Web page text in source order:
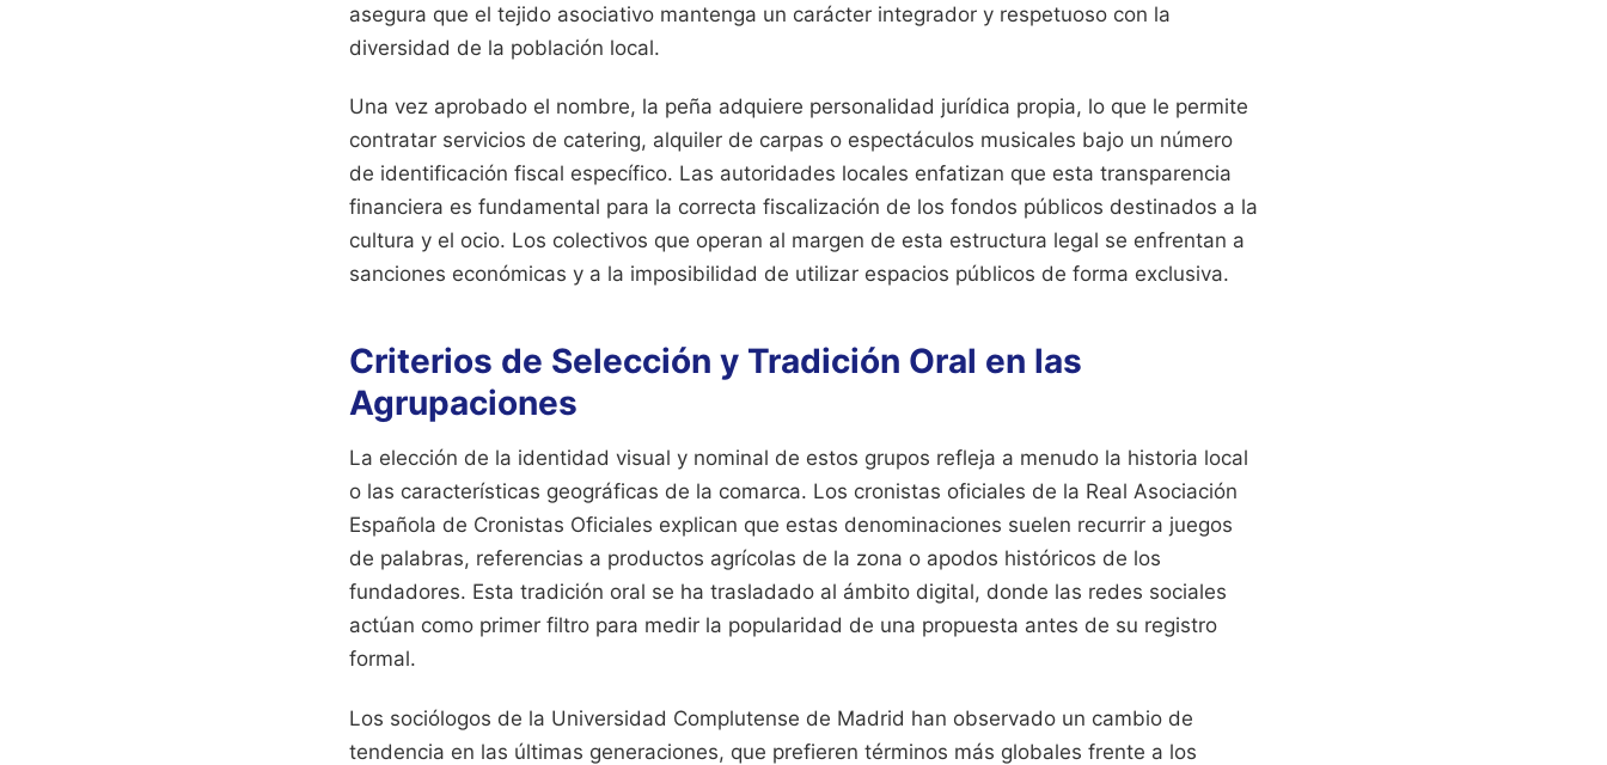
asegura que el tejido asociativo mantenga un carácter integrador y respetuoso con la
diversidad de la población local.
Una vez aprobado el nombre, la peña adquiere personalidad jurídica propia, lo que le permite
contratar servicios de catering, alquiler de carpas o espectáculos musicales bajo un número
de identificación fiscal específico. Las autoridades locales enfatizan que esta transparencia
financiera es fundamental para la correcta fiscalización de los fondos públicos destinados a la
cultura y el ocio. Los colectivos que operan al margen de esta estructura legal se enfrentan a
sanciones económicas y a la imposibilidad de utilizar espacios públicos de forma exclusiva.
Criterios de Selección y Tradición Oral en las
Agrupaciones
La elección de la identidad visual y nominal de estos grupos refleja a menudo la historia local
o las características geográficas de la comarca. Los cronistas oficiales de la Real Asociación
Española de Cronistas Oficiales explican que estas denominaciones suelen recurrir a juegos
de palabras, referencias a productos agrícolas de la zona o apodos históricos de los
fundadores. Esta tradición oral se ha trasladado al ámbito digital, donde las redes sociales
actúan como primer filtro para medir la popularidad de una propuesta antes de su registro
formal.
Los sociólogos de la Universidad Complutense de Madrid han observado un cambio de
tendencia en las últimas generaciones, que prefieren términos más globales frente a los